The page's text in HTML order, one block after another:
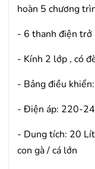
hoàn 5 chương
- 6 thanh điện trở
- Kính 2 lớp , có
- Bảng điều
- Điện áp: 220-
- Dung tích: 20
con gà / cá lớn